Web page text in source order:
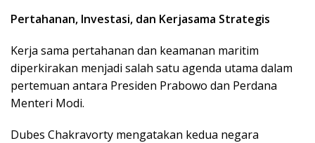
Pertahanan, Investasi, dan Kerjasama Strategis
Kerja sama pertahanan dan keamanan maritim
diperkirakan menjadi salah satu agenda utama dalam
pertemuan antara Presiden Prabowo dan Perdana
Menteri Modi.
Dubes Chakravorty mengatakan kedua negara